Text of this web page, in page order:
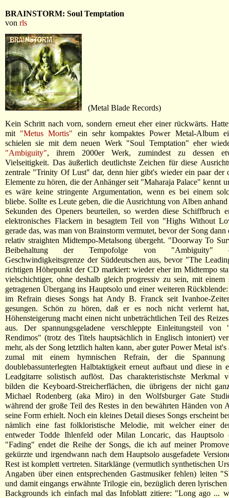
BRAINSTORM: Soul Temptation
von rls
(Metal Blade Records)
Kein Schritt nach vorn, sondern erneut eher einer rückwärts.
mit "Metus Mortis" ein sehr kompaktes Power Metal-Album
schielen sie mit dem neuen Werk "Soul Temptation" eher
"Ambiguity", ihrem 2000er Werk, zumindest zu dessen
Vielseitigkeit. Das äußerlich deutlichste Zeichen für diese
zentrale "Trinity Of Lust" dar, denn hier gibt's wieder ein paar der
Elemente zu hören, die der Anhänger seit "Maharaja Palace" kennt
es wäre keine stringente Argumentation, wenn es bei einem
bliebe. Sollte es Leute geben, die die Ausrichtung von Alben anhand
Sekunden des Openers beurteilen, so werden diese Schiffbruch
elektronisches Flackern in besagtem Teil von "Highs Without
gerade das, was man von Brainstorm vermutet, bevor der Song dann
relativ straighten Midtempo-Metalsong übergeht. "Doorway To
Beibehaltung der Tempofolge von "Ambiguity"
Geschwindigkeitsgrenze der Süddeutschen aus, bevor "The
richtigen Höhepunkt der CD markiert: wieder eher im Midtempo
vielschichtiger, ohne deshalb gleich progressiv zu sein, mit einem
getragenen Übergang ins Hauptsolo und einer weiteren
im Refrain dieses Songs hat Andy B. Franck seit Ivanhoe-
gesungen. Schön zu hören, daß er es noch nicht verlernt
Höhensteigerung macht einen nicht unbeträchtlichen Teil des
aus. Der spannungsgeladene verschleppte Einleitungsteil von
Rendimos" (trotz des Titels hauptsächlich in Englisch intoniert)
mehr, als der Song letztlich halten kann, aber guter Power Metal ist's
zumal mit einem hymnischen Refrain, der die
doublebassunterlegten Halbtaktigkeit erneut aufbaut und diese in
Leadgitarre solistisch auflöst. Das charakteristischste Merkmal
bilden die Keyboard-Streicherflächen, die übrigens der nicht
Michael Rodenberg (aka Miro) in den Wolfsburger Gate
während der große Teil des Restes in den bewährten Händen von
seine Form erhielt. Noch ein kleines Detail dieses Songs erscheint
nämlich eine fast folkloristische Melodie, mit welcher einer
entweder Todde Ihlenfeld oder Milan Loncaric, das Hauptsolo
"Fading" endet die Reihe der Songs, die ich auf meiner
gekürzte und irgendwann nach dem Hauptsolo ausgefadete
Rest ist komplett vertreten. Sitarklänge (vermutlich synthetischen
Angaben über einen entsprechenden Gastmusiker fehlen) leiten
und damit eingangs erwähnte Trilogie ein, bezüglich deren
Backgrounds ich einfach mal das Infoblatt zitiere: "Long ago ...